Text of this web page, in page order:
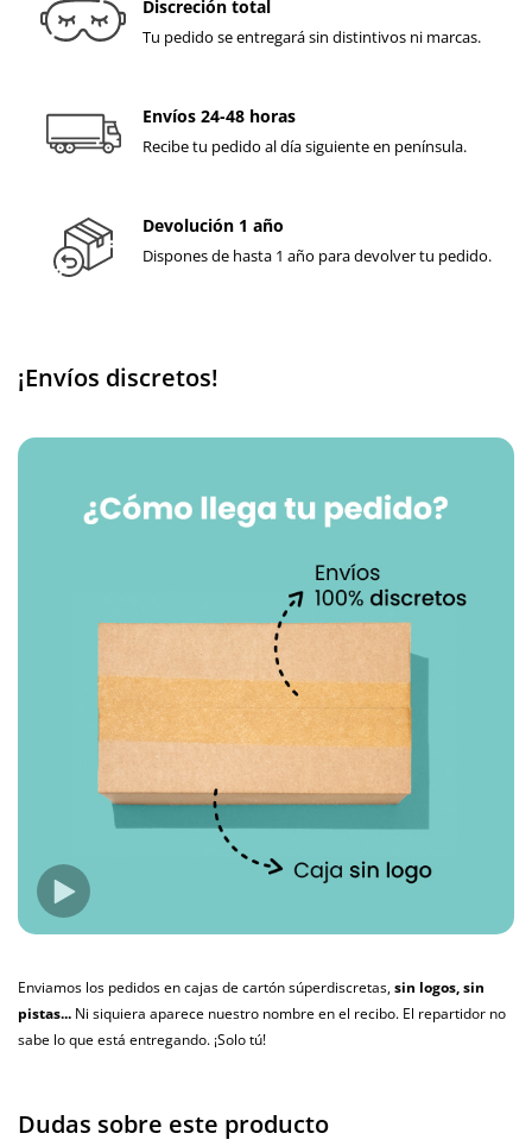
Discreción total
Tu pedido se entregará sin distintivos ni marcas.
Envíos 24-48 horas
Recibe tu pedido al día siguiente en península.
Devolución 1 año
Dispones de hasta 1 año para devolver tu pedido.
¡Envíos discretos!
Enviamos los pedidos en cajas de cartón súperdiscretas,sin logos, sin
pistas... Ni siquiera aparece nuestro nombre en el recibo. El repartidor no
sabe lo que está entregando. ¡Solo tú!
Dudas sobre este producto